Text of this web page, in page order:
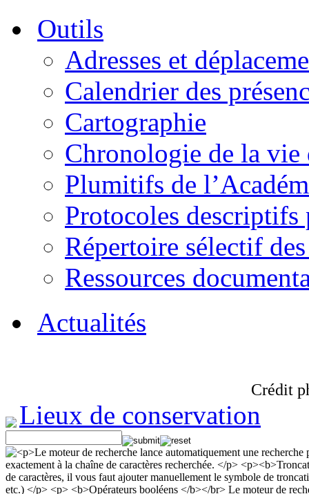
Outils
Adresses et
Calendrier des
Cartographie
Chronologie de la vie
Plumitifs de
Protocoles descriptifs
Répertoire sélectif
Ressources
Actualités
Crédit
Lieux de conservation